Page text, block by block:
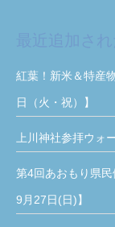
紅葉！新米＆特産
日（火・祝）】
上川神社参拝ウォ
第4回あおもり県
9月27日(日)】